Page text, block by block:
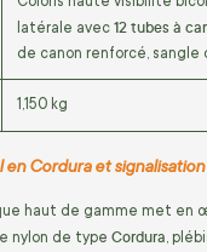
latérale avec 12 tubes à
de canon renforcé, sangle
1,150 kg
Cordura et
haut de gamme met en
nylon de type Cordura,